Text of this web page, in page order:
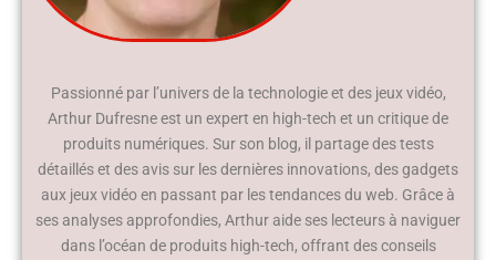
Passionné par l’univers de la technologie et des jeux vidéo,
Arthur Dufresne est un expert en high-tech et un critique de
produits numériques. Sur son blog, il partage des tests
détaillés et des avis sur les dernières innovations, des gadgets
aux jeux vidéo en passant par les tendances du web. Grâce à
ses analyses approfondies, Arthur aide ses lecteurs à naviguer
dans l’océan de produits high-tech, offrant des conseils